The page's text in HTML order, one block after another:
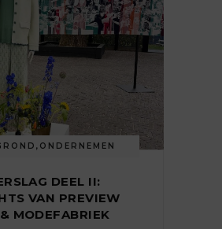
, ONDERNEMEN
DEEL II:
VAN PREVIEW
MODEFABRIEK